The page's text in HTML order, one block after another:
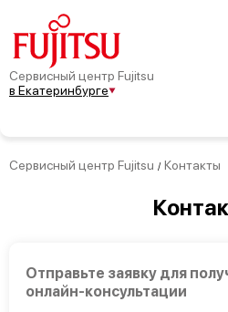
Сервисный центр Fujitsu
в Екатеринбурге
Сервисный центр Fujitsu / Контакты
Отправьте заявку для
онлайн-консультации